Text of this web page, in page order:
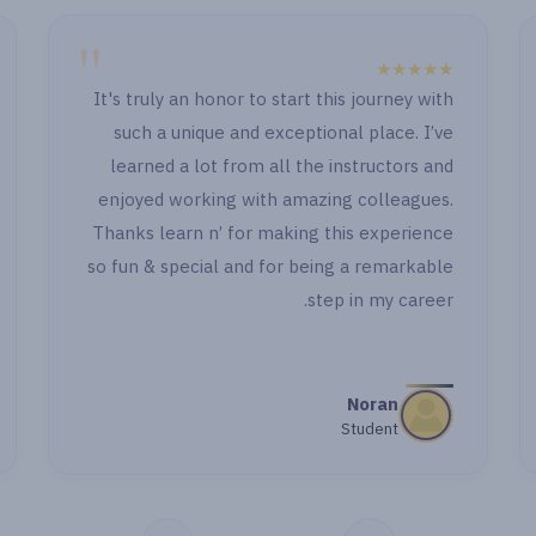
★★★★★
" الصراحة الدنيا حلوة جدا حصوصا انكو بتابعوا او باول
وكمان بعد ما خلصت اول جزء وجيت اشتغل ووقفت
قدامي حاجة رجعت اسأل اهتميتوا بالاسئلة وحاولتوا
تبقوا معايا خطوة خطوة بجد شكرا جدا "
مي اشرف
طالبة